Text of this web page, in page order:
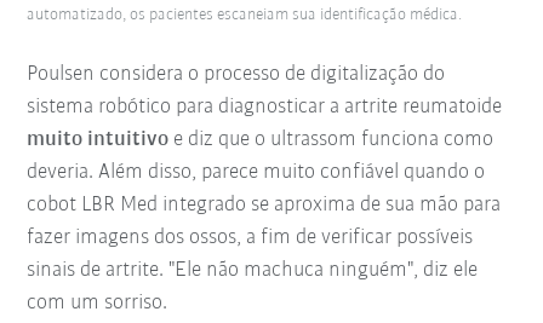
Poulsen considera o processo de digitalização do
sistema robótico para diagnosticar a artrite reumatoide
muito intuitivo e diz que o ultrassom funciona como
deveria. Além disso, parece muito confiável quando o
cobot LBR Med integrado se aproxima de sua mão para
fazer imagens dos ossos, a fim de verificar possíveis
sinais de artrite. "Ele não machuca ninguém", diz ele
com um sorriso.
automatizado, os pacientes escaneiam sua identificação médica.